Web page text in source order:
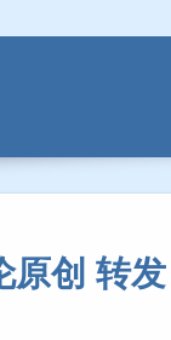
原创 转发